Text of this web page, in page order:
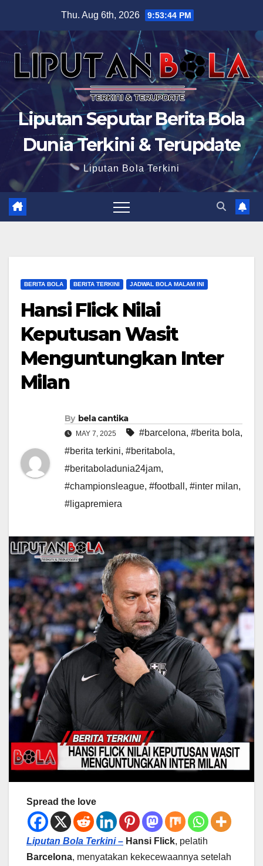
content
Thu. Aug 6th, 2026 9:53:45 PM
Liputan Seputar Berita Bola
Dunia Terkini & Terupdate
Liputan Bola Terkini
BERITA BOLA BERITA TERKINI JADWAL BOLA MALAM INI
Hansi Flick Nilai
Keputusan Wasit
Menguntungkan Inter
Milan
By bela cantika
MAY 7, 2025 #barcelona, #berita bola,
#berita terkini, #beritabola,
#beritaboladunia24jam,
#championsleague, #football , #inter milan,
#ligapremiera
Spread the love
Liputan Bola Terkini – Hansi Flick, pelatih
Barcelona, menyatakan kekecewaannya setelah